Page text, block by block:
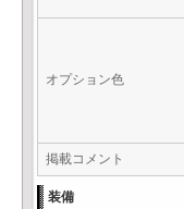
オプション色
掲載コメント
装備